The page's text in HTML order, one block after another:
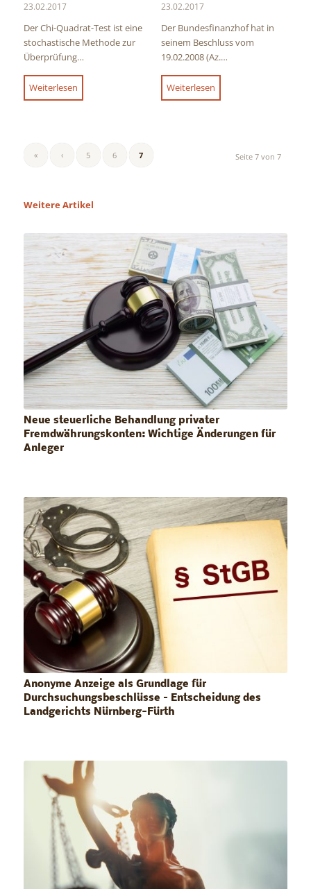
23.02.2017
Der Chi-Quadrat-Test ist eine
stochastische Methode zur
Überprüfung…
Weiterlesen
23.02.2017
Der Bundesfinanzhof hat in
seinem Beschluss vom
19.02.2008 (Az.…
Weiterlesen
Seite 7 von 7
« ‹ 5 6 7
Weitere Artikel
Neue steuerliche Behandlung privater
Fremdwährungskonten: Wichtige Änderungen für
Anleger
Anonyme Anzeige als Grundlage für
Durchsuchungsbeschlüsse – Entscheidung des
Landgerichts Nürnberg-Fürth